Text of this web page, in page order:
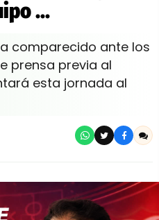
...
comparecido ante los
prensa previa al
esta jornada al